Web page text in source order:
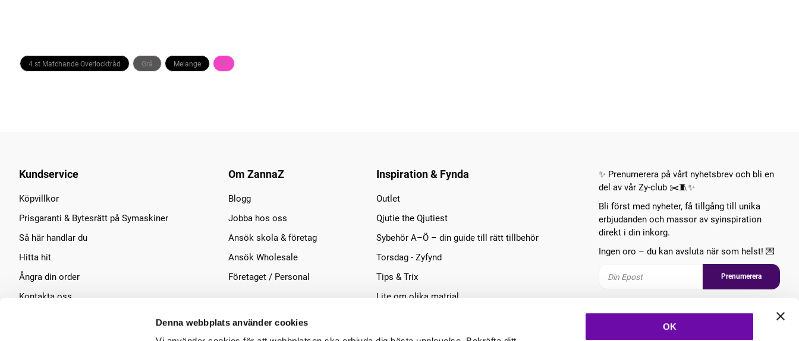
Denna webbplats använder cookies
OK
4 st Matchande Overlocktråd Grå Melange B
Kundservice
Köpvillkor
Prisgaranti & Bytesrätt på Symaskiner
Så här handlar du
Hitta hit
Ångra din order
Kontakta oss
Om ZannaZ
Blogg
Jobba hos oss
Ansök skola & företag
Ansök Wholesale
Företaget / Personal
Inspiration & Fynda
Outlet
Qjutie the Qjutiest
Sybehör A–Ö – din guide till rätt tillbehör
Torsdag - Zyfynd
Tips & Trix
Lite om olika matrial
✨ Prenumerera på vårt nyhetsbrev och bli en
del av vår Zy-club ✂️🧵✨
Bli först med nyheter, få tillgång till unika
erbjudanden och massor av syinspiration
direkt i din inkorg.
Ingen oro – du kan avsluta när som helst! 💌
Prenumerera